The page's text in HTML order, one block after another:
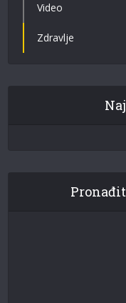
Video
Zdravlje